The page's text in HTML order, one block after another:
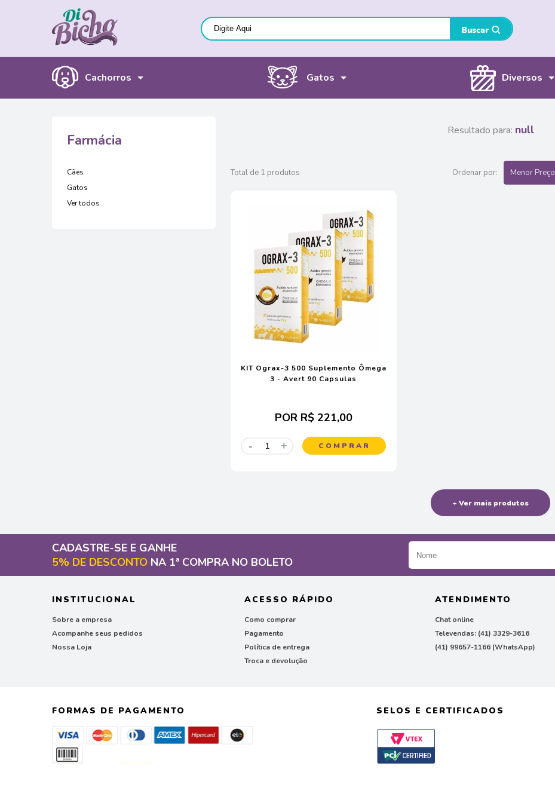
Cachorros Gatos Diversos
Farmácia
Cães
Gatos
Ver todos
Resultado para: null
Total de 1 produtos Ordenar por: Menor Preço
KIT Ograx-3 500 Suplemento Ômega
3 - Avert 90 Capsulas
POR R$ 221,00
- + COMPRAR
+ Ver mais produtos
CADASTRE-SE E GANHE
5% DE DESCONTO NA 1ª COMPRA NO BOLETO
INSTITUCIONAL
Sobre a empresa
Acompanhe seus pedidos
Nossa Loja
ACESSO RÁPIDO
Como comprar
Pagamento
Política de entrega
Troca e devolução
ATENDIMENTO
Chat online
Televendas: (41) 3329-3616
(41) 99657-1166 (WhatsApp)
FORMAS DE PAGAMENTO SELOS E CERTIFICADOS